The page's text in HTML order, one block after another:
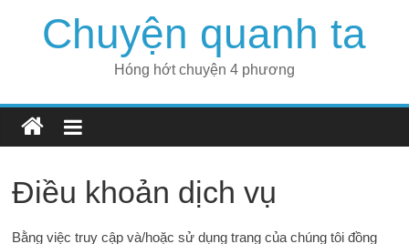
Chuyện quanh ta
Hóng hớt chuyện 4 phương
Điều khoản dịch vụ
Bằng việc truy cập và/hoặc sử dụng trang của chúng tôi đồng